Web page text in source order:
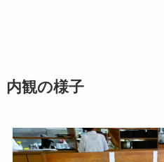
内観の様子